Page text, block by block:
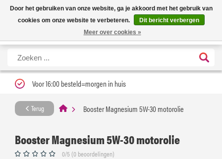
Nieuwe levertijd: 1 tot 3 werkdagen | Nu 25% korting op gehele assortiment
Carfume met kortingscode ''verfrissend''
X
Voor 16:00 besteld=morgen in huis
Terug Booster Magnesium 5W-30 motorolie
Booster Magnesium 5W-30 motorolie
0/5 (0 beoordelingen)
Door het gebruiken van onze website, ga je akkoord met het gebruik van
cookies om onze website te verbeteren.
Dit bericht verbergen
Meer over cookies »